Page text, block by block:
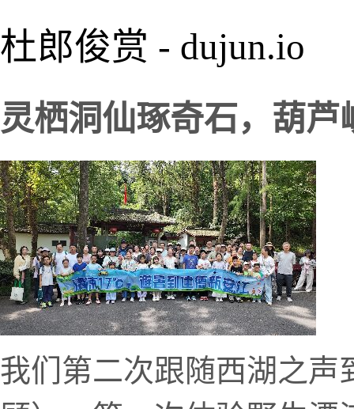
杜郎俊赏 - dujun.io
灵栖洞仙琢奇石，葫芦
我们第二次跟随西湖之声